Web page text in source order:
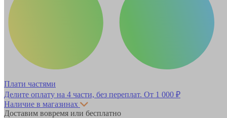
Плати частями
Делите оплату на 4 части, без переплат. От 1 000 ₽
Наличие в магазинах
Доставим вовремя или бесплатно